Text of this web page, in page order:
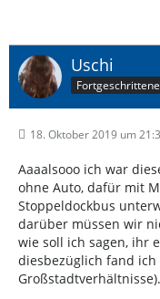
Uschi
18. Oktober 2019 um
Aaaalsooo ich war
ohne Auto, dafür mit
Stoppeldockbus
darüber müssen wir
wie soll ich sagen, ihr
diesbezüglich fand
Großstadtverhältnisse).